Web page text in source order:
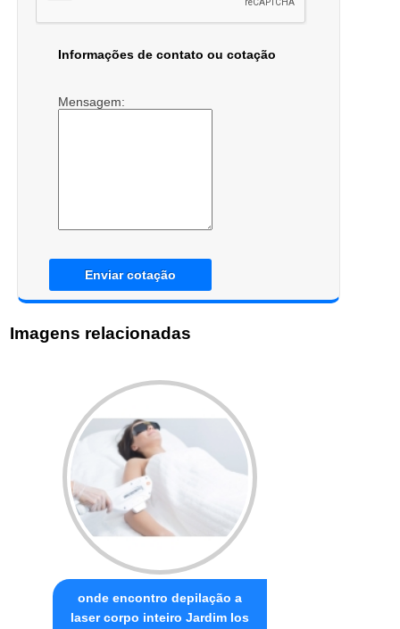
Informações de contato ou cotação
Mensagem:
Enviar cotação
Imagens relacionadas
onde encontro depilação a
laser corpo inteiro Jardim los